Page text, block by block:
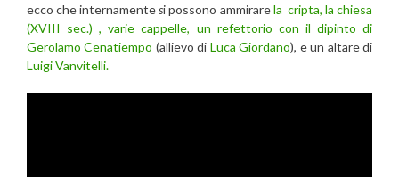
ecco che internamentesi possono ammirarela cripta, la chiesa
(XVIII sec.) , varie cappelle, un refettorio con il dipinto di
Gerolamo Cenatiempo (allievo di Luca Giordano), e un altare di
Luigi Vanvitelli.